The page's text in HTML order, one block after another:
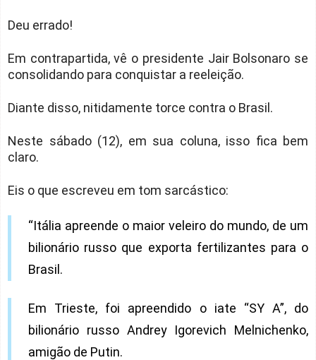
Deu errado!
Em contrapartida, vê o presidente Jair Bolsonaro se
consolidando para conquistar a reeleição.
Diante disso, nitidamente torce contra o Brasil.
Neste sábado (12), em sua coluna, isso fica bem
claro.
Eis o que escreveu em tom sarcástico:
“Itália apreende o maior veleiro do mundo, de um
bilionário russo que exporta fertilizantes para o
Brasil.
Em Trieste, foi apreendido o iate “SY A”, do
bilionário russo Andrey Igorevich Melnichenko,
amigão de Putin.